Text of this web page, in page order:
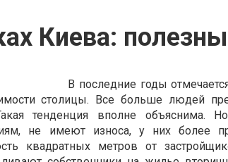
Киева:
В последние годы
столицы. Все больше людей
тенденция вполне объяснима.
не имеют износа, у них более
квадратных метров от